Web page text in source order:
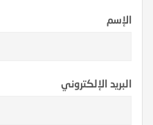
الإسم
البريد الإلكتروني